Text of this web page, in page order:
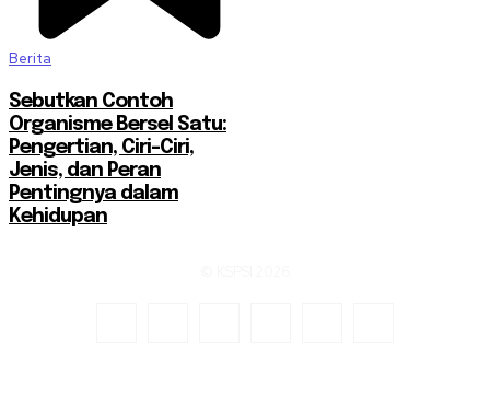
Berita
Sebutkan Contoh
Organisme Bersel Satu:
Pengertian, Ciri-Ciri,
Jenis, dan Peran
Pentingnya dalam
Kehidupan